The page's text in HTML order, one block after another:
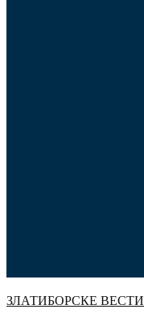
ЗЛАТИБОРСКЕ ВЕСТИ